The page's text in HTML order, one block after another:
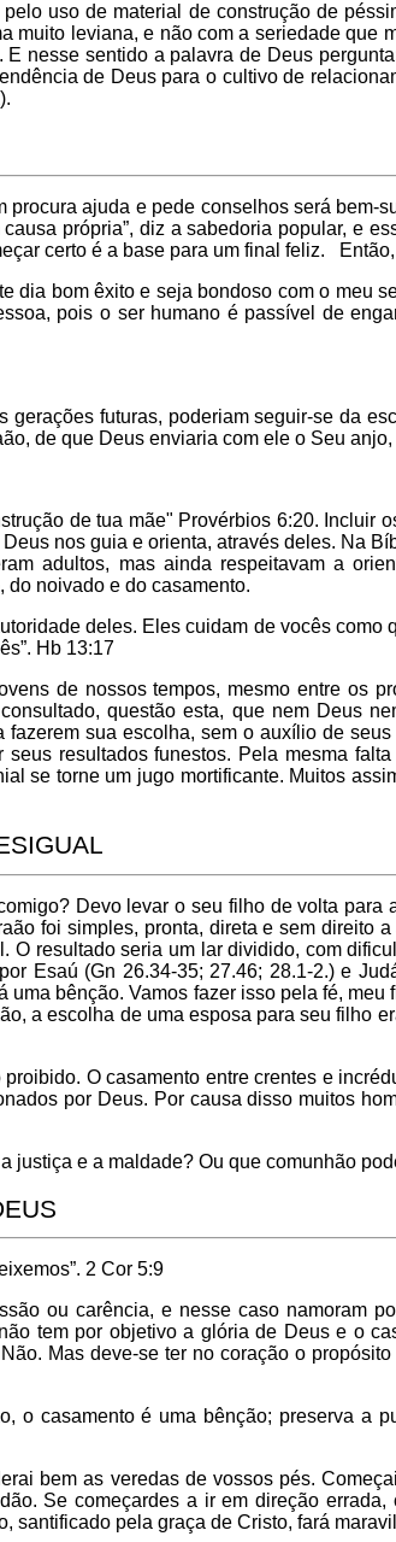
uso de material de construção de
leviana, e não com a seriedade que
nesse sentido a palavra de Deus
de Deus para o cultivo de
ajuda e pede conselhos será
própria”, diz a sabedoria popular, e
certo é a base para um final feliz.
bom êxito e seja bondoso com o meu
pois o ser humano é passível de
gerações futuras, poderiam seguir-se da
de que Deus enviaria com ele o Seu
de tua mãe" Provérbios 6:20. Incluir
nos guia e orienta, através deles. Na
adultos, mas ainda respeitavam a
do noivado e do casamento.
deles. Eles cuidam de vocês como
Hb 13:17
de nossos tempos, mesmo entre os
questão esta, que nem Deus
sua escolha, sem o auxílio de
resultados funestos. Pela mesma
se torne um jugo mortificante. Muitos
Devo levar o seu filho de volta
foi simples, pronta, direta e sem
resultado seria um lar dividido, com
Esaú (Gn 26.34-35; 27.46; 28.1-2.) e
uma bênção. Vamos fazer isso pela fé,
a escolha de uma esposa para seu filho
O casamento entre crentes e
por Deus. Por causa disso muitos
e a maldade? Ou que comunhão
2 Cor 5:9
ou carência, e nesse caso namoram
tem por objetivo a glória de Deus e o
Mas deve-se ter no coração o
o casamento é uma bênção; preserva a
bem as veredas de vossos pés.
Se começardes a ir em direção
santificado pela graça de Cristo, fará